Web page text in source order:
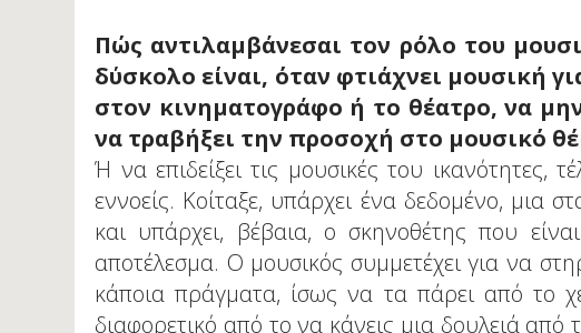
Πώς αντιλαμβάνεσαι τον ρόλο του
δύσκολο είναι, όταν φτιάχνει μουσική
στον κινηματογράφο ή το θέατρο, να
να τραβήξει την προσοχή στο μουσικό
Ή να επιδείξει τις μουσικές του ικανότητες,
εννοείς. Κοίταξε, υπάρχει ένα δεδομένο, μια
και υπάρχει, βέβαια, ο σκηνοθέτης που
αποτέλεσμα. Ο μουσικός συμμετέχει για να
κάποια πράγματα, ίσως να τα πάρει από το
διαφορετικό από το να κάνεις μια δουλειά